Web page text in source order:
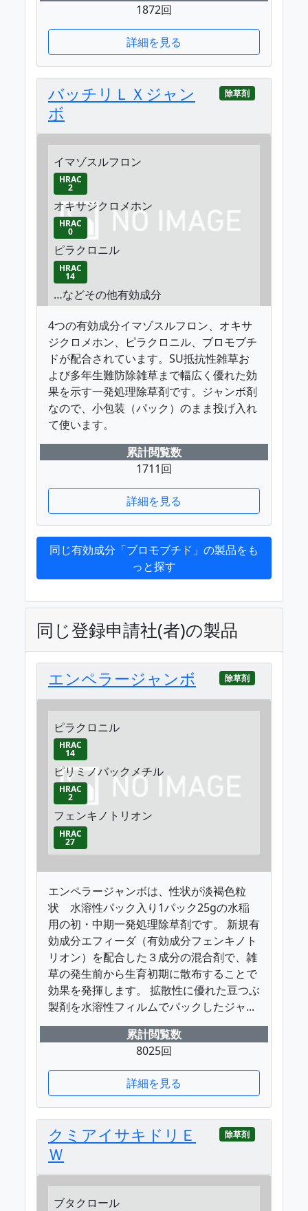
1872回
詳細を見る
バッチリＬＸジャン
ボ
除草剤
イマゾスルフロン
HRAC
2
オキサジクロメホン
HRAC
0
ピラクロニル
HRAC
14
…などその他有効成分
4つの有効成分イマゾスルフロン、オキサ
ジクロメホン、ピラクロニル、ブロモブチ
ドが配合されています。SU抵抗性雑草お
よび多年生難防除雑草まで幅広く優れた効
果を示す一発処理除草剤です。ジャンボ剤
なので、小包装（パック）のまま投げ入れ
て使います。
累計閲覧数
1711回
詳細を見る
同じ有効成分「ブロモブチド」の製品をも
っと探す
同じ登録申請社(者)の製品
エンペラージャンボ 除草剤
ピラクロニル
HRAC
14
ピリミノバックメチル
HRAC
2
フェンキノトリオン
HRAC
27
エンペラージャンボは、性状が淡褐色粒
状 水溶性パック入り1パック25gの水稲
用の初・中期一発処理除草剤です。 新規有
効成分エフィーダ（有効成分フェンキノト
リオン）を配合した３成分の混合剤で、雑
草の発生前から生育初期に散布することで
効果を発揮します。 拡散性に優れた豆つぶ
製剤を水溶性フィルムでパックしたジャ...
累計閲覧数
8025回
詳細を見る
クミアイサキドリＥ
Ｗ
除草剤
ブタクロール